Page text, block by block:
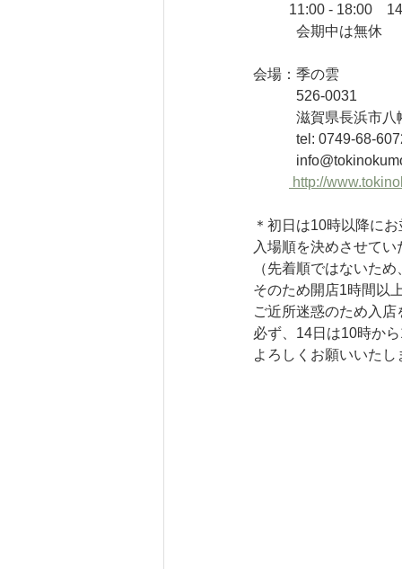
11:00 - 18:00    14
会期中は無休
会場：季の雲
526-0031
滋賀県長浜市八
tel: 0749-68-
http://
＊初日は10時以降に
入場順を決めさせてい
（先着順ではないた
そのため開店1時間以
ご近所迷惑のため入
必ず、14日は10時か
よろしくお願いいたし